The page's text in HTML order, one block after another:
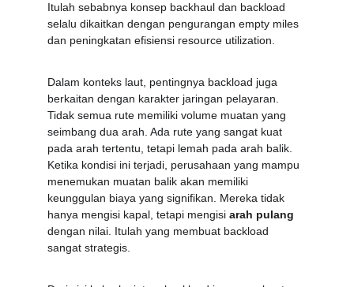
Itulah sebabnya konsep backhaul dan backload
selalu dikaitkan dengan pengurangan empty miles
dan peningkatan efisiensi resource utilization.
Dalam konteks laut, pentingnya backload juga
berkaitan dengan karakter jaringan pelayaran.
Tidak semua rute memiliki volume muatan yang
seimbang dua arah. Ada rute yang sangat kuat
pada arah tertentu, tetapi lemah pada arah balik.
Ketika kondisi ini terjadi, perusahaan yang mampu
menemukan muatan balik akan memiliki
keunggulan biaya yang signifikan. Mereka tidak
hanya mengisi kapal, tetapi mengisi arah pulang
dengan nilai. Itulah yang membuat backload
sangat strategis.